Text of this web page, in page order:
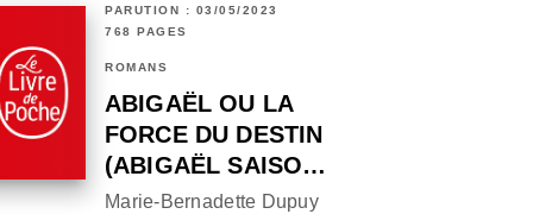
PARUTION : 03/05/2023
768 PAGES
ROMANS
ABIGAËL OU LA
FORCE DU DESTIN
(ABIGAËL SAISO…
Marie-Bernadette Dupuy